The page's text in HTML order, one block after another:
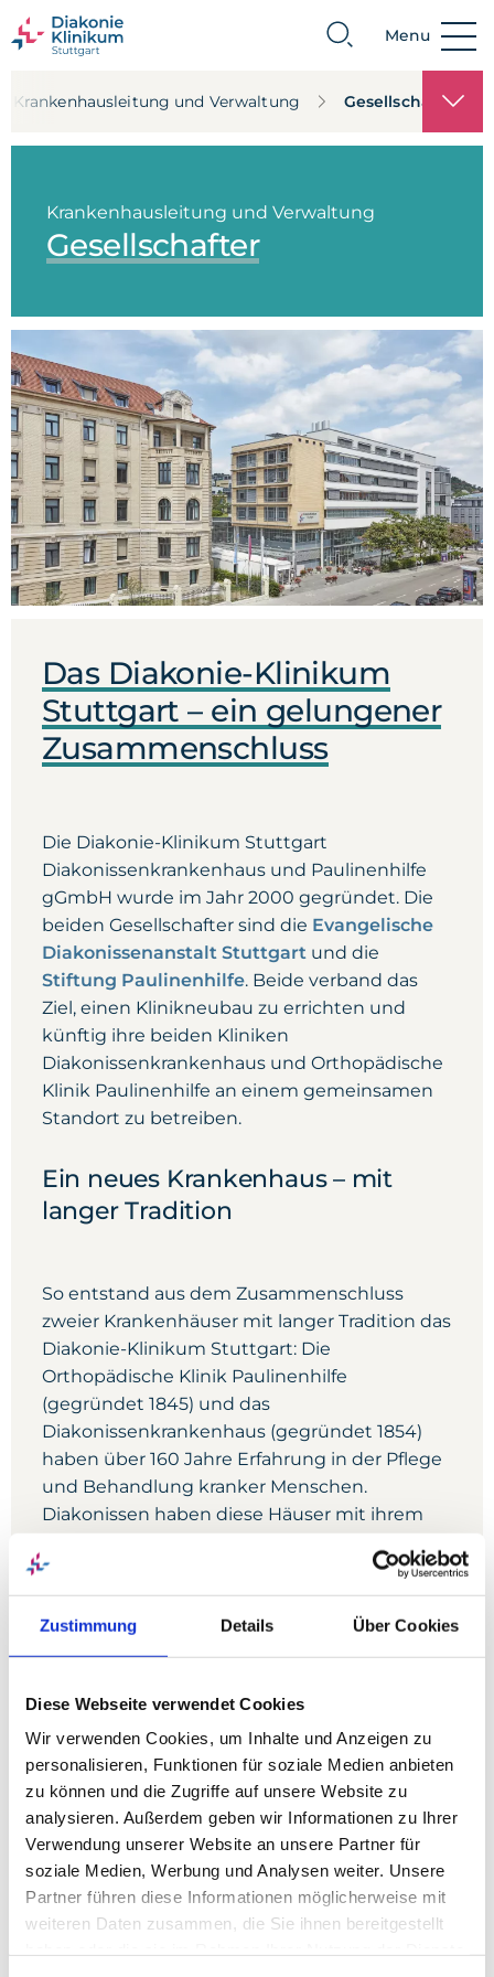
Zustimmung Details Über Cookies
Diese Webseite verwendet Cookies
Wir verwenden Cookies, um Inhalte und Anzeigen zu
personalisieren, Funktionen für soziale Medien anbieten
zu können und die Zugriffe auf unsere Website zu
analysieren. Außerdem geben wir Informationen zu Ihrer
Verwendung unserer Website an unsere Partner für
soziale Medien, Werbung und Analysen weiter. Unsere
Partner führen diese Informationen möglicherweise mit
weiteren Daten zusammen, die Sie ihnen bereitgestellt
Suche Menu
Krankenhausleitung und Verwaltung Gesellschafter
Krankenhausleitung und Verwaltung
Gesellschafter
Das Diakonie-Klinikum
Stuttgart – ein gelungener
Zusammenschluss
Die Diakonie-Klinikum Stuttgart
Diakonissenkrankenhaus und Paulinenhilfe
gGmbH wurde im Jahr 2000 gegründet. Die
beiden Gesellschafter sind die Evangelische
Diakonissenanstalt Stuttgartund die
Stiftung Paulinenhilfe. Beide verband das
Ziel, einen Klinikneubau zu errichten und
künftig ihre beiden Kliniken
Diakonissenkrankenhaus und Orthopädische
Klinik Paulinenhilfe an einem gemeinsamen
Standort zu betreiben.
Ein neues Krankenhaus – mit
langer Tradition
So entstand aus dem Zusammenschluss
zweier Krankenhäuser mit langer Tradition das
Diakonie-Klinikum Stuttgart: Die
Orthopädische Klinik Paulinenhilfe
(gegründet 1845) und das
Diakonissenkrankenhaus (gegründet 1854)
haben über 160 Jahre Erfahrung in der Pflege
und Behandlung kranker Menschen.
Diakonissen haben diese Häuser mit ihrem
bleibt das Diakonie-Klinikum Stuttgart
verpflichtet. Um das diakonische Erbe der
Diakonissen in zeitgemäßen Formen
fortzuführen und dem heutigen
wurde 2007 die Stabsstelle Diakonisches Profil
ins Leben gerufen.
Neubau mit zeitgemäßem
Komfort
Im Bewusstsein seiner traditionsreichen
Geschichte beweist das Diakonie-Klinikum